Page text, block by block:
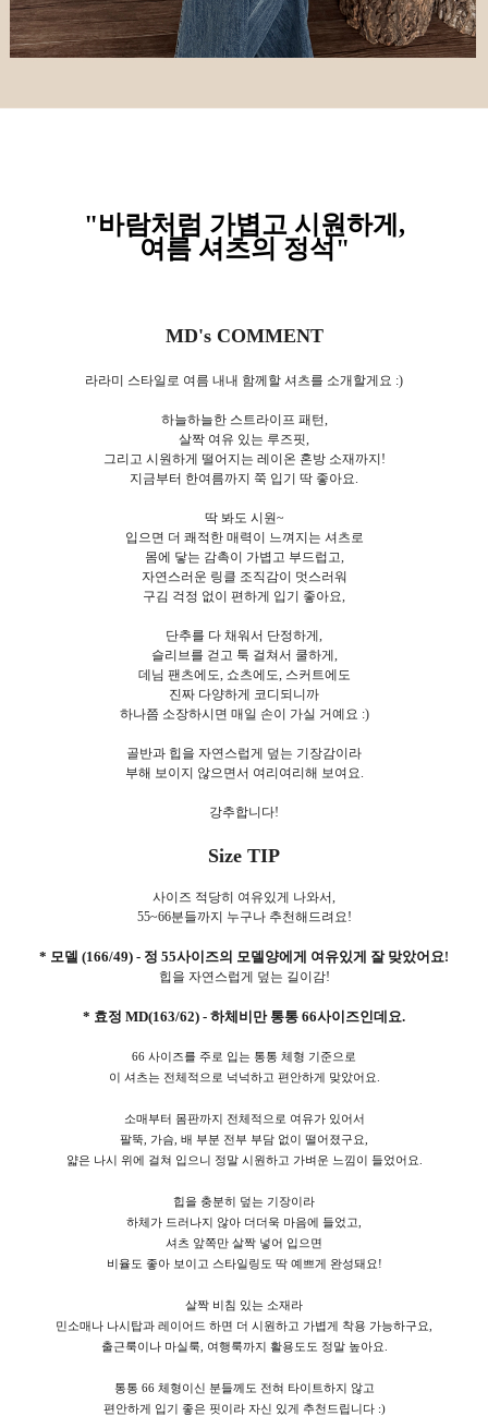
"바람처럼 가볍고 시원하게,
여름 셔츠의 정석 "
MD's COMMENT
라라미 스타일로 여름 내내 함께할 셔츠를 소개할게요 :)
하늘하늘한 스트라이프 패턴,
살짝 여유 있는 루즈핏,
그리고 시원하게 떨어지는 레이온 혼방 소재까지!
지금부터 한여름까지 쭉 입기 딱 좋아요.
딱 봐도 시원~
입으면 더 쾌적한 매력이 느껴지는 셔츠로
몸에 닿는 감촉이 가볍고 부드럽고,
자연스러운 링클 조직감이 멋스러워
구김 걱정 없이 편하게 입기 좋아요,
단추를 다 채워서 단정하게,
슬리브를 걷고 툭 걸쳐서 쿨하게,
데님 팬츠에도, 쇼츠에도, 스커트에도
진짜 다양하게 코디되니까
하나쯤 소장하시면 매일 손이 가실 거예요 :)
골반과 힙을 자연스럽게 덮는 기장감이라
부해 보이지 않으면서 여리여리해 보여요.
강추합니다!
Size TIP
사이즈 적당히 여유있게 나와서,
55~66분들까지 누구나 추천해드려요!
* 모델 (166/49) - 정 55사이즈의 모델양에게 여유있게 잘 맞았어요!
힙을 자연스럽게 덮는 길이감!
* 효정 MD(163/62) - 하체비만 통통 66사이즈인데요.
66 사이즈를 주로 입는 통통 체형 기준으로
이 셔츠는 전체적으로 넉넉하고 편안하게 맞았어요.
소매부터 몸판까지 전체적으로 여유가 있어서
팔뚝, 가슴, 배 부분 전부 부담 없이 떨어졌구요,
얇은 나시 위에 걸쳐 입으니 정말 시원하고 가벼운 느낌이 들었어요.
힙을 충분히 덮는 기장이라
하체가 드러나지 않아 더더욱 마음에 들었고,
셔츠 앞쪽만 살짝 넣어 입으면
비율도 좋아 보이고 스타일링도 딱 예쁘게 완성돼요!
살짝 비침 있는 소재라
민소매나 나시탑과 레이어드 하면 더 시원하고 가볍게 착용 가능하구요,
출근룩이나 마실룩, 여행룩까지 활용도도 정말 높아요.
통통 66 체형이신 분들께도 전혀 타이트하지 않고
편안하게 입기 좋은 핏이라 자신 있게 추천드립니다 :)